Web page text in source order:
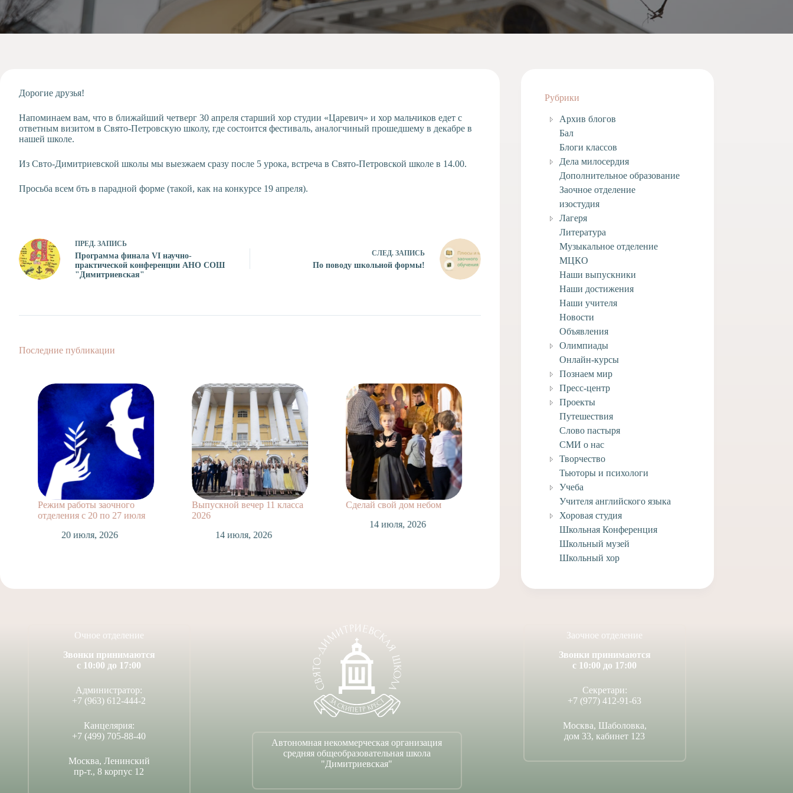
Проекты
отделение
Служба
Тьюторская
Дорогие друзья!
Напоминаем вам, что в ближайший четверг 30 апреля старший хор студии «Царевич» и хор мальчиков едет с
ответным визитом в Свято-Петровскую школу, где состоится фестиваль, аналогчиный прошедшему в декабре в
нашей школе.
Из Свто-Димитриевской школы мы выезжаем сразу после 5 урока, встреча в Свято-Петровской школе в 14.00.
Просьба всем бть в парадной форме (такой, как на конкурсе 19 апреля).
ПРЕД. ЗАПИСЬ
Программа финала VI научно-
практической конференции АНО СОШ
"Димитриевская"
СЛЕД. ЗАПИСЬ
По поводу школьной формы!
Последние публикации
Режим работы заочного
отделения с 20 по 27 июля
20 июля, 2026
Выпускной вечер 11 класса
2026
14 июля, 2026
Сделай свой дом небом
14 июля, 2026
Поздравляем выпускников
нашей школы Федора
Лаврухина и Елизавету
Таинством Венчания!
Поздравляем учащегося
А. с творческими
достижениями!
Рубрики
Архив блогов
Бал
Блоги классов
Дела милосердия
Дополнительное образование
Заочное отделение
изостудия
Лагеря
Литература
Музыкальное отделение
МЦКО
Наши выпускники
Наши достижения
Наши учителя
Новости
Объявления
Олимпиады
Онлайн-курсы
Познаем мир
Пресс-центр
Проекты
Путешествия
Слово пастыря
СМИ о нас
Творчество
Тьюторы и психологи
Учеба
Учителя английского языка
Хоровая студия
Школьная Конференция
Школьный музей
Школьный хор
Очное отделение
Звонки принимаются
с 10:00 до 17:00
Администратор:
+7 (963) 612-444-2
Канцелярия:
+7 (499) 705-88-40
Москва, Ленинский
пр-т., 8 корпус 12
Автономная некоммерческая организация
средняя общеобразовательная школа
"Димитриевская"
Заочное отделение
Звонки принимаются
с 10:00 до 17:00
Секретари:
+7 (977) 412-91-63
Москва, Шаболовка,
дом 33, кабинет 123